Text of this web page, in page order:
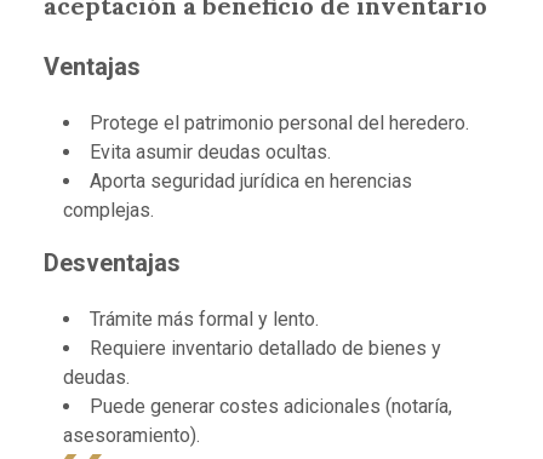
Ventajas
Protege el patrimonio personal del heredero.
Evita asumir deudas ocultas.
Aporta seguridad jurídica en herencias
complejas.
Desventajas
Trámite más formal y lento.
Requiere inventario detallado de bienes y
deudas.
Puede generar costes adicionales (notaría,
asesoramiento).